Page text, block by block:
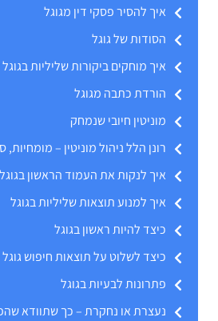
איך להסיר פסקי דין מגוגל
הסודות של גוגל
איך מוחקים ביקורות שליליות
הורדת כתבה מגוגל
מוניטין חיובי שנמחק
רונן הלל ניהול מוניטין – מומחיות,
איך לנקות את העמוד הראשון בגוגל
איך למנוע תוצאות שליליות בגוגל
כיצד להיות ראשון בגוגל
כיצד לשלוט על תוצאות חיפוש גוגל
פתרונות לבעיות בגוגל
נעצרת או נחקרת – כך שתוודא